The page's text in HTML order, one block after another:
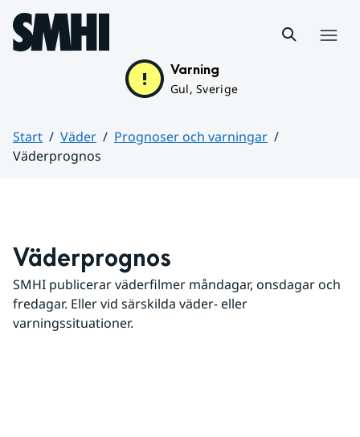
Hoppa till sidans innehåll
Varning
Gul, Sverige
Start Väder
Prognoser och varningar
Väderprognos
Väderprognos
SMHI publicerar väderfilmer måndagar, onsdagar och
fredagar. Eller vid särskilda väder- eller
varningssituationer.